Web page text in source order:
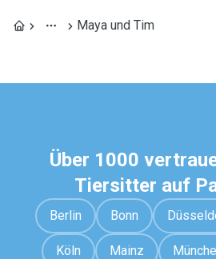
Maya und Tim
Über 1000
Tiersitter auf
Berlin Bonn
Köln Mainz